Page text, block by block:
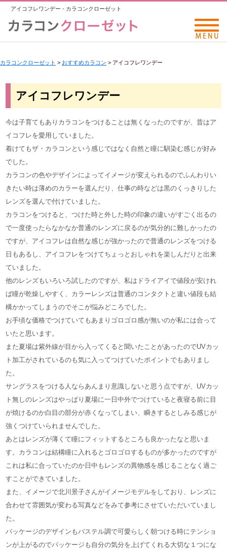
アイコフレワンデー - カラコンクローゼット
カラコンクローゼット > おすすめカラコン > アイコフレワンデー
アイコフレワンデー
今は子育てもありカラコンをつけることは無くなったのですが、昔はア
イコフレを愛用していました。
着けてもザ・カラコンという感じではなく自然と瞳に馴染む感じが好み
でした。
カラコンの色やデザインによってイメージが変えられるのでふんわりい
きたい時は薄めのカラーを選んだり、仕事の時などは黒のくっきりした
レンズを選んで付けていました。
カラコンをつけると、つけた時と外した時の印象の違いがすごく出るの
で一度使ったらなかなか普通のレンズに戻るのが気分的に難しかったの
ですが、アイコフレは自然な感じが強かったので普通のレンズをつける
日もあるし、アイコフレをつけてちょっとおしゃれを楽しんだりと出来
ていました。
他のレンズもいろいろ試したのですが、私はドライアイで値段が安けれ
ば瞳が乾燥しやすく、カラーレンズは普通のコンタクトと違い値段も結
構かかってしまうのでそこが悩みどころでした。
お手頃な価格でつけていてもあまりゴロゴロ感が無いのが私には合って
いたと思います。
また夏場は紫外線が目から入ってくると聞いたことがあったのでUVカッ
ト加工がされているのも気に入ってつけていたポイントでもありまし
た。
サングラスをつける人ならあんまり意識しないと思う点ですが、UVカッ
ト無しのレンズはやっぱり夏場に一日中外でつけていると夜寝る前に目
が焼けるのか白目の部分が赤くなってしまい、瞬きするとしみる感じが
強くつけていられませんでした。
あとはレンズが薄くて瞳にフィットするところも良かったなと思いま
す。カラコンは結構瞳に入れるとゴロゴロするものが多かったのですが
これは私に合っていたのか日中もレンズの異物感を感じることなく過ご
すことができていました。
また、イメージで北川景子さんがイメージモデルをしており、レンズに
合わせて雰囲気が変わる写真などをみて参考にさせていただいていまし
た。
パッケージのデザインもパステル調で可愛らしく朝つける時にテンショ
ンが上がるのでパッケージも自分の気分を上げてくれる大切な１つにな